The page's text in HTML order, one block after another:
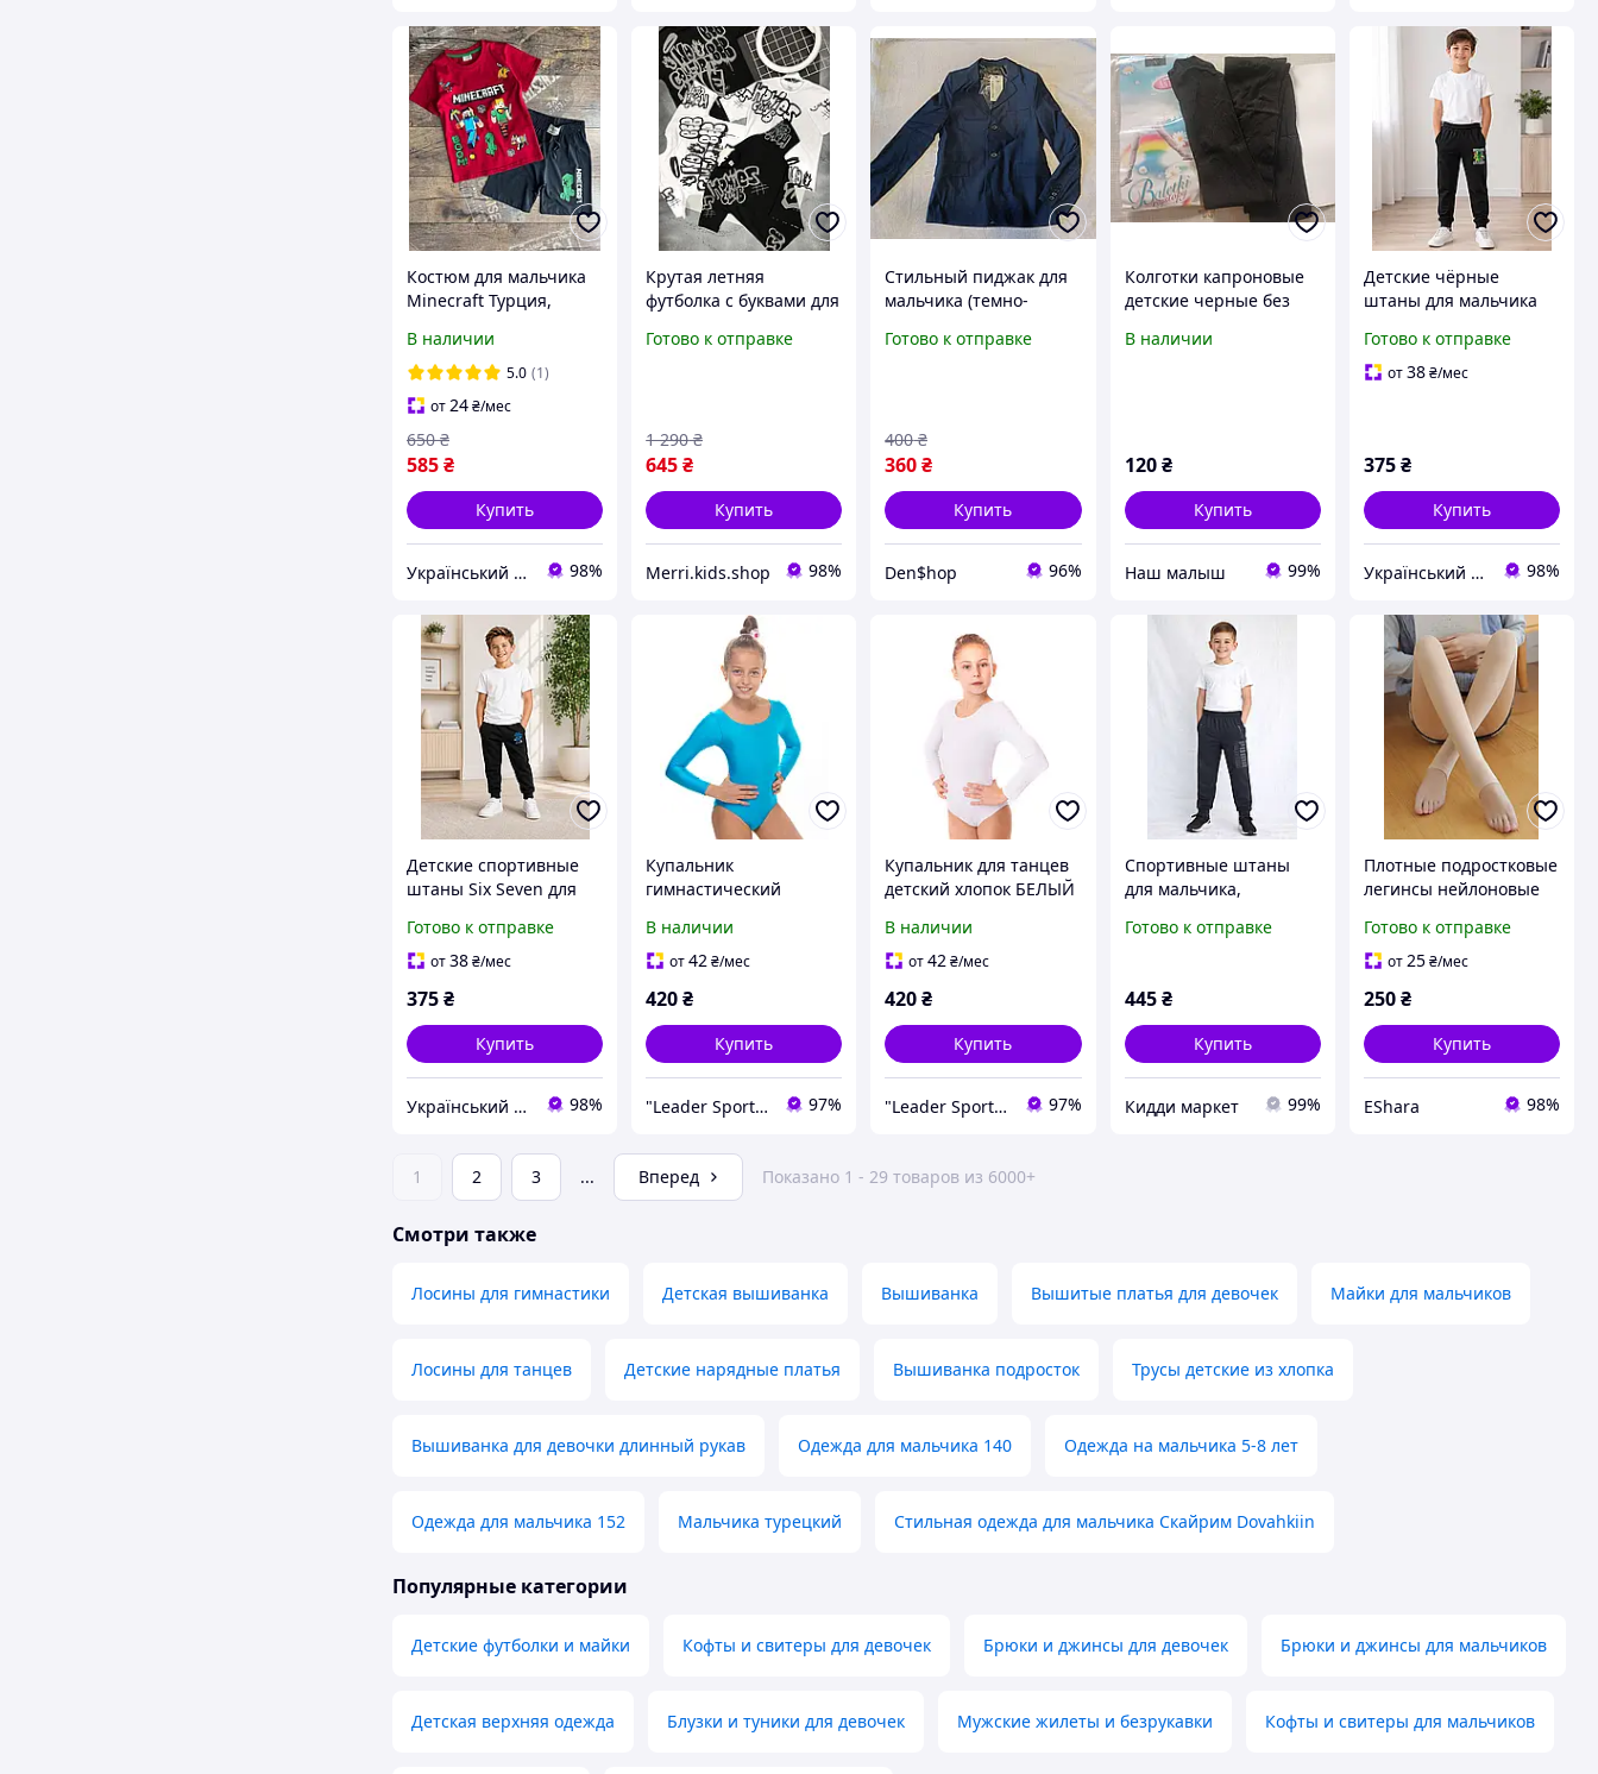
Костюм для мальчика
Minecraft Турция,
: 146-152см
В наличии
5.0 (1)
от24₴/мес
585₴
650 ₴
Купить
Український виробник дитячого одягу "Arisha" 98%
Крутая летняя
футболка с буквами для
серые белые нарядные
Готово к отправке
645₴
1 290 ₴
Купить
Merri.kids.shop 98%
Стильный пиджак для
мальчика (темно-
Уценка
Готово к отправке
360₴
400 ₴
Купить
Den$hop 96%
Колготки капроновые
детские черные без
см.
В наличии
120 ₴
Купить
‏Наш малыш 99%
Детские чёрные
штаны для мальчика
Minecraft, рост 122 152
см
Готово к отправке
от38₴/мес
375₴
Купить
Український виробник дитячого одягу "Arisha" 98%
Детские спортивные
штаны Six Seven для
рост 122 152 см
Готово к отправке
от38₴/мес
375₴
Купить
Український виробник дитячого одягу "Arisha" 98%
Купальник
гимнастический
152-158см)
В наличии
от42₴/мес
420₴
Купить
"Leader Sport" - интернет-магазин спортивных товаров 97%
Купальник для танцев
детский хлопок БЕЛЫЙ
В наличии
от42₴/мес
420₴
Купить
"Leader Sport" - интернет-магазин спортивных товаров 97%
Спортивные штаны
для мальчика,
152см
Готово к отправке
445 ₴
Купить
Кидди маркет 99%
Плотные подростковые
легинсы нейлоновые
158 см бежевые
Готово к отправке
от25₴/мес
250₴
Купить
EShara 98%
1 2 3 ... Вперед Показано 1 - 29 товаров из 6000+
Смотри также
Лосины для гимнастики Детская вышиванка Вышиванка Вышитые платья для девочек Майки для мальчиков
Лосины для танцев Детские нарядные платья Вышиванка подросток Трусы детские из хлопка
Вышиванка для девочки длинный рукав Одежда для мальчика 140 Одежда на мальчика 5-8 лет
Одежда для мальчика 152 Мальчика турецкий Стильная одежда для мальчика Скайрим Dovahkiin
Популярные категории
Детские футболки и майки Кофты и свитеры для девочек Брюки и джинсы для девочек Брюки и джинсы для мальчиков
Детская верхняя одежда Блузки и туники для девочек Мужские жилеты и безрукавки Кофты и свитеры для мальчиков